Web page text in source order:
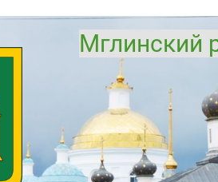
Мглинский